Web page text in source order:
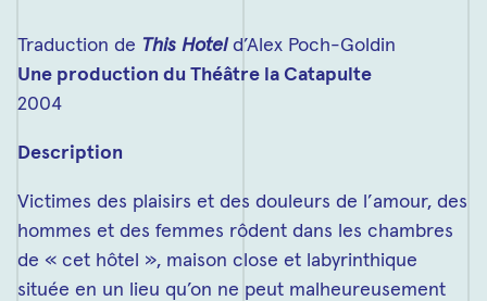
Traduction de This Hotel d’Alex Poch-Goldin
Une production du Théâtre la Catapulte
2004
Description
Victimes des plaisirs et des douleurs de l’amour, des
hommes et des femmes rôdent dans les chambres
de « cet hôtel », maison close et labyrinthique
située en un lieu qu’on ne peut malheureusement